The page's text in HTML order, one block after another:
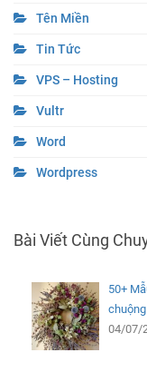
Tên Miền
Tin Tức
VPS – Hosting
Vultr
Word
Wordpress
Bài Viết Cùng
50+
04/07/